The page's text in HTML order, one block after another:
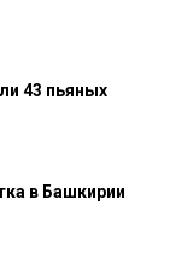
43 пьяных
в Башкирии